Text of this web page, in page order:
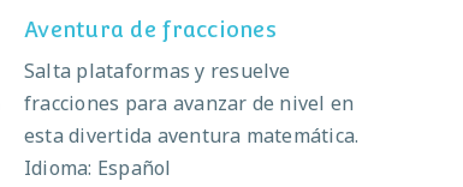
Aventura de fracciones
Salta plataformas y resuelve
fracciones para avanzar de nivel en
esta divertida aventura matemática.
Idioma: Español